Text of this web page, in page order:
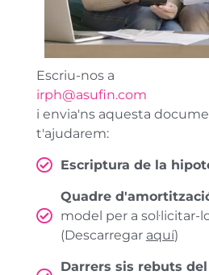
Escriu-nos a
irph@asufin.com
i envia'ns aquesta
t'ajudarem:
Escriptura de la
Quadre
model per a sol·licitar-
(Descarregar aquí)
Darrers sis rebuts